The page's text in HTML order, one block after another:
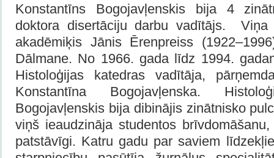
Konstantīns Bogojavļenskis bija 4
doktora disertāciju darbu vadītājs. Viņa
akadēmiķis Jānis Ērenpreiss
Dālmane. No 1966. gada līdz 1994.
Histoloģijas katedras vadītāja,
Konstantīna Bogojavļenska.
Bogojavļenskis bija dibinājis zinātnisko
viņš ieaudzināja studentos
patstāvīgi. Katru gadu par saviem